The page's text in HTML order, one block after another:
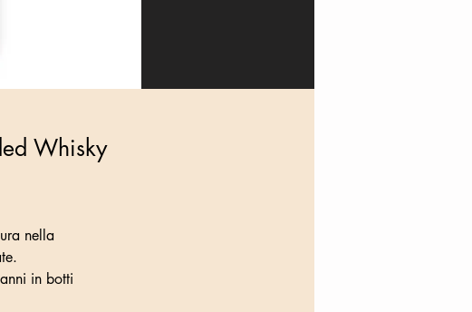
Whisky
nella
in botti